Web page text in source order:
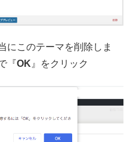
にこのテーマを削除しま
『OK 』をクリック